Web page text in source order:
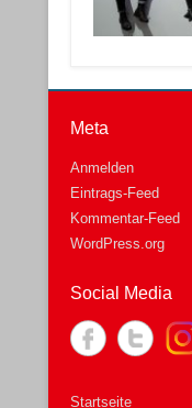
Meta
Anmelden
Eintrags-Feed
Kommentar-Feed
WordPress.org
Social Media
Startseite